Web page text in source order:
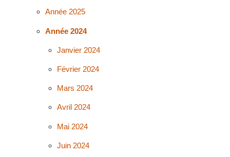
Année 2025
Année 2024
Janvier 2024
Février 2024
Mars 2024
Avril 2024
Mai 2024
Juin 2024